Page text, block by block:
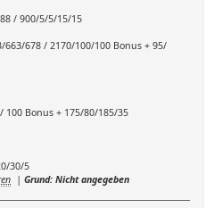
/ 900/5/5/15/15
663/678 / 2170/100/100 Bonus + 95/
100 Bonus + 175/80/185/35
30/5
| Grund: Nicht angegeben